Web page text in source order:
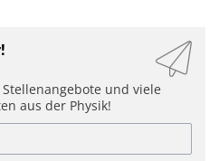
und viele
aus der Physik!